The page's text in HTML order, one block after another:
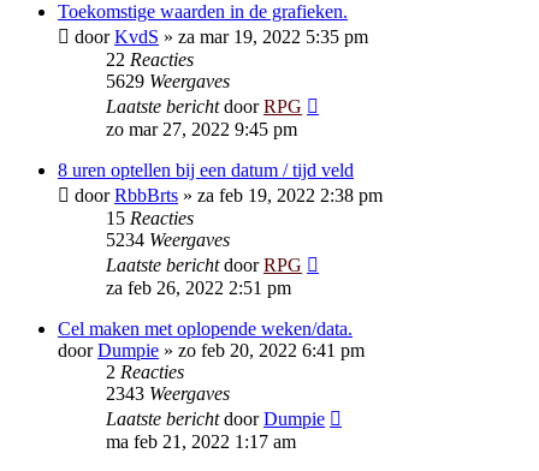
Toekomstige waarden in de grafieken.
doorKvdS » za mar 19, 2022 5:35 pm
22 Reacties
5629 Weergaves
Laatste berichtdoorRPG
zo mar 27, 2022 9:45 pm
8 uren optellen bij een datum / tijd veld
doorRbbBrts » za feb 19, 2022 2:38 pm
15 Reacties
5234 Weergaves
Laatste berichtdoorRPG
za feb 26, 2022 2:51 pm
Cel maken met oplopende weken/data.
doorDumpie » zo feb 20, 2022 6:41 pm
2 Reacties
2343 Weergaves
Laatste berichtdoorDumpie
ma feb 21, 2022 1:17 am